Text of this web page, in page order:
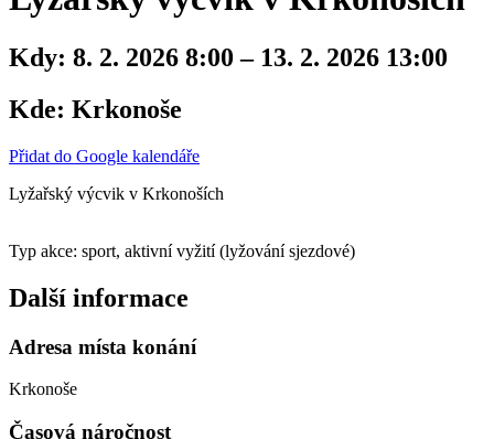
Kdy: 8. 2. 2026 8:00 – 13. 2. 2026 13:00
Kde: Krkonoše
Přidat do Google kalendáře
Lyžařský výcvik v Krkonoších
Typ akce: sport, aktivní vyžití (lyžování sjezdové)
Další informace
Adresa místa konání
Krkonoše
Časová náročnost